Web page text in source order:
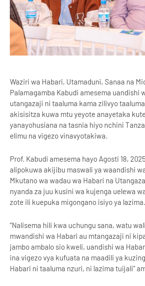
Waziri wa Habari, Utamaduni, Sanaa na
Palamagamba Kabudi amesema uandishi
utangazaji ni taaluma kama zilivyo
akisisitza kuwa mtu yeyote anayetaka
yanayohusiana na tasnia hiyo nchini
elimu na vigezo vinavyotakiwa.
Prof. Kabudi amesema hayo Agosti 18,
alipokuwa akijibu maswali ya waandishi
Mkutano wa wadau wa Habari na
nyanda za juu kusini wa kujenga uelewa
zote ili kuepuka migongano isiyo ya lazima.
“Nalisema hili kwa uchungu sana, watu
mwandishi wa Habari au mtangazaji ni
jambo ambalo sio kweli, uandishi wa
ina vigezo vya kufuata na maadili ya
Habari ni taaluma nzuri, ni lazima tuijali”